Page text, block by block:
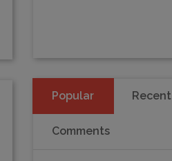
Popular Recent
Comments